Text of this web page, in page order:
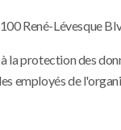
René-Lévesque
la protection des
employés de